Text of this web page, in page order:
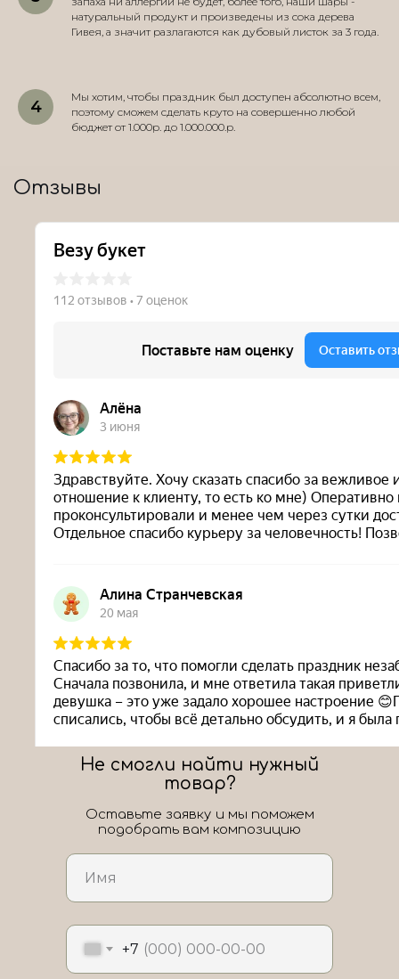
натуральный продукт и произведены из сока дерева
Гивея, а значит разлагаются как дубовый листок за 3 года.
Мы хотим, чтобы праздник был доступен абсолютно всем,
поэтому сможем сделать круто на совершенно любой
бюджет от 1.000р. до 1.000.000.р.
Отзывы
ЛоШАРик на карте Новороссийска — Яндекс Карты
+7
Не смогли найти нужный
товар?
Оставьте заявку и мы поможем
подобрать вам композицию